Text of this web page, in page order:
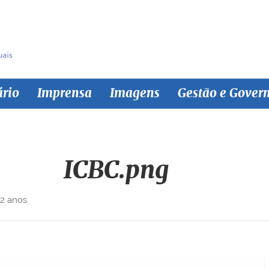
Imprensa Imagens Gestão e
ICBC.png
anos